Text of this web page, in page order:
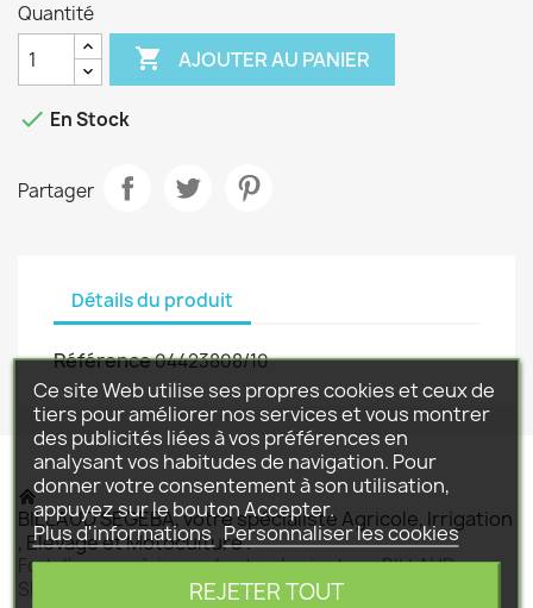
Quantité
 AJOUTER AU PANIER
 En Stock
Partager
Détails du produit
Référence04423808/10
BILLAUD SEGEBA, votre spécialiste Agricole, Irrigation
, Elevage et Motoculture .
Fort d'une expérience de plus de vingt ans BILLAUD
SEGEBA vous accompagne dans tous vos projets .
Ce site Web utilise ses propres cookies et ceux de
tiers pour améliorer nos services et vous montrer
des publicités liées à vos préférences en
analysant vos habitudes de navigation. Pour
donner votre consentement à son utilisation,
appuyez sur le bouton Accepter.
Plus d'informations Personnaliser les cookies
REJETER TOUT